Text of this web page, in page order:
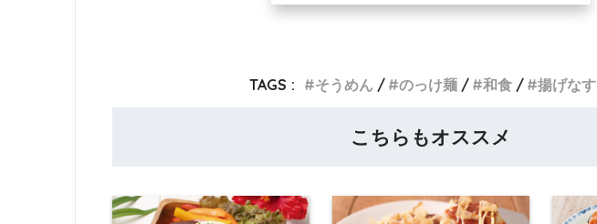
TAGS :
そうめん のっけ麺 和食 揚げなす
こちらもオススメ